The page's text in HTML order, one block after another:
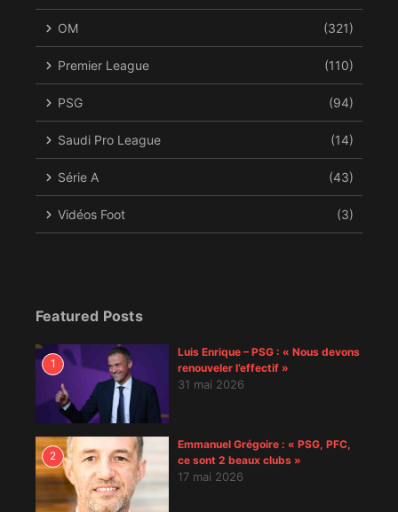
OM (321)
Premier League (110)
PSG (94)
Saudi Pro League (14)
Série A (43)
Vidéos Foot (3)
Featured Posts
1
Luis Enrique – PSG : « Nous devons
renouveler l’effectif »
31 mai 2026
2
Emmanuel Grégoire : « PSG, PFC,
ce sont 2 beaux clubs »
17 mai 2026